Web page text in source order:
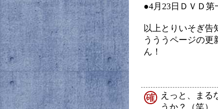
●4月23日ＤＶＤ第
以上とりいそぎ告
うううページの更
ん！
えっと、まる
うか？（笑